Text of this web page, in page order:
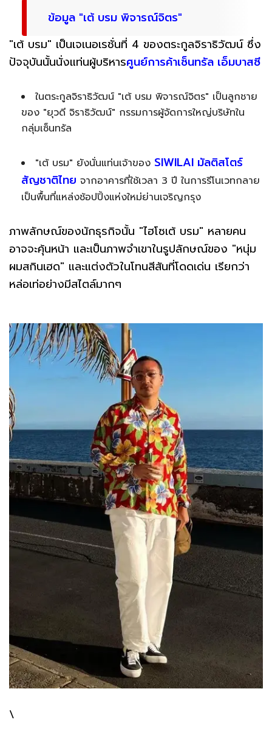
ข้อมูล "เต้ บรม พิจารณ์จิตร"
"เต้ บรม" เป็นเจเนอเรชั่นที่ 4 ของตระกูลจิราธิวัฒน์ ซึ่ง
ปัจจุบันนั้นนั่งแท่นผู้บริหารศูนย์การค้าเซ็นทรัล เอ็มบาสซี
ในตระกูลจิราธิวัฒน์ "เต้ บรม พิจารณ์จิตร" เป็นลูกชาย
ของ "ยุวดี จิราธิวัฒน์" กรรมการผู้จัดการใหญ่บริษัทใน
กลุ่มเซ็นทรัล
"เต้ บรม" ยังนั่นแท่นเจ้าของ SIWILAI มัลติสโตร์
สัญชาติไทย จากอาคารที่ใช้เวลา 3 ปี ในการรีโนเวทกลาย
เป็นพื้นที่แหล่งช้อปปิ้งแห่งใหม่ย่านเจริญกรุง
ภาพลักษณ์ของนักธุรกิจนั้น "ไฮโซเต้ บรม" หลายคน
อาจจะคุ้นหน้า และเป็นภาพจำเขาในรูปลักษณ์ของ "หนุ่ม
ผมสกินเฮด" และแต่งตัวในโทนสีสันที่โดดเด่น เรียกว่า
หล่อเท่อย่างมีสไตล์มากๆ
\